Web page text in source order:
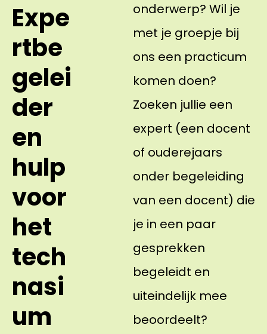
Expe
rtbe
gelei
der
en
hulp
voor
het
tech
nasi
um
onderwerp? Wil je
met je groepje bij
ons een practicum
komen doen?
Zoeken jullie een
expert (een docent
of ouderejaars
onder begeleiding
van een docent) die
je in een paar
gesprekken
begeleidt en
uiteindelijk mee
beoordeelt?